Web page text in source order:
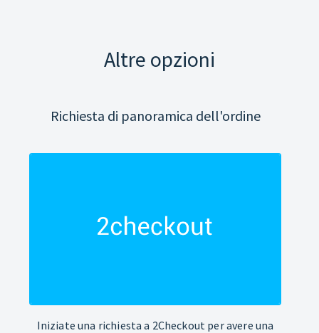
Altre opzioni
Richiesta di panoramica dell'ordine
Iniziate una richiesta a 2Checkout per avere una